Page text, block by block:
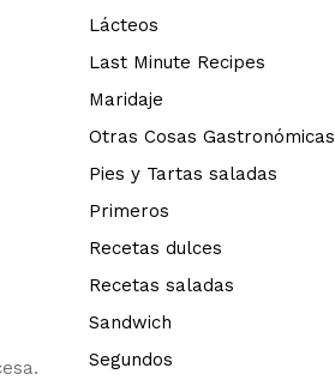
Lácteos
Last Minute Recipes
Maridaje
Otras Cosas Gastronómicas
Pies y Tartas saladas
Primeros
Recetas dulces
Recetas saladas
Sandwich
Segundos